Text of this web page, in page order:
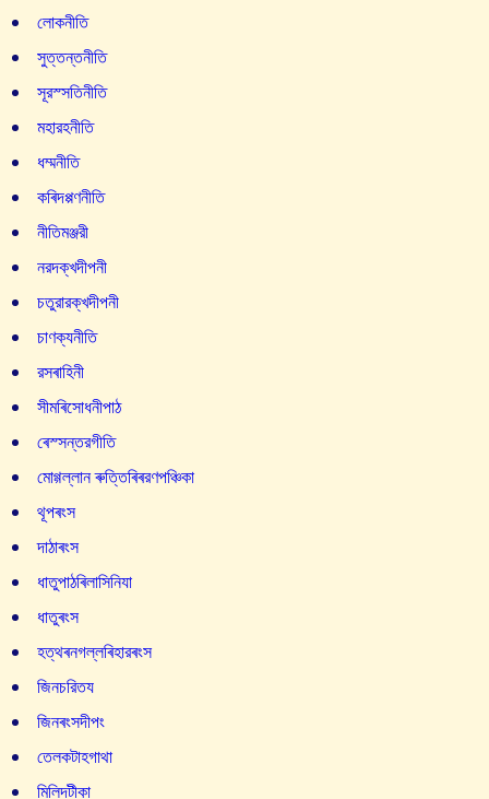
লোকনীতি
সুত্তন্তনীতি
সূরস্সতিনীতি
মহারহনীতি
ধম্মনীতি
কৰিদপ্পণনীতি
নীতিমঞ্জরী
নরদক্খদীপনী
চতুরারক্খদীপনী
চাণক্যনীতি
রসৰাহিনী
সীমৰিসোধনীপাঠ
ৰেস্সন্তরগীতি
মোগ্গল্লান ৰুত্তিৰিৰরণপঞ্চিকা
থূপৰংস
দাঠাৰংস
ধাতুপাঠৰিলাসিনিযা
ধাতুৰংস
হত্থৰনগল্লৰিহারৰংস
জিনচরিতয
জিনৰংসদীপং
তেলকটাহগাথা
মিলিদটীকা